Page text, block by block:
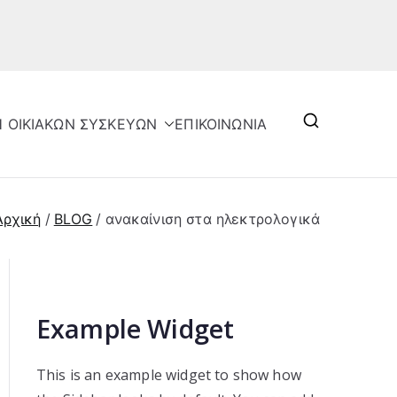
ΟΙΚΙΑΚΩΝ ΣΥΣΚΕΥΩΝ ΕΠΙΚΟΙΝΩΝΙΑ
BLOG ανακαίνιση στα ηλεκτρολογικά
Example Widget
This is an example widget to show how